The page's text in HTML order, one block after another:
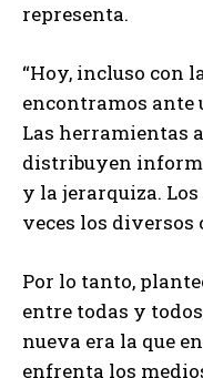
representa.
“Hoy, incluso con
encontramos ante
Las herramientas
distribuyen
y la jerarquiza.
veces los diversos
Por lo tanto,
entre todas y
nueva era la que
enfrenta los